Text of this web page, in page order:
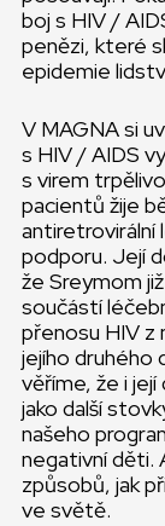
boj s HIV /
penězi, které
epidemie
V MAGNA si
s HIV / AIDS
s virem
pacientů žije
antiretrovirální
podporu. Její
že Sreymom
součástí
přenosu HIV z
jejího druhého
věříme, že i
jako další
našeho
negativní děti.
způsobů, jak
ve světě.